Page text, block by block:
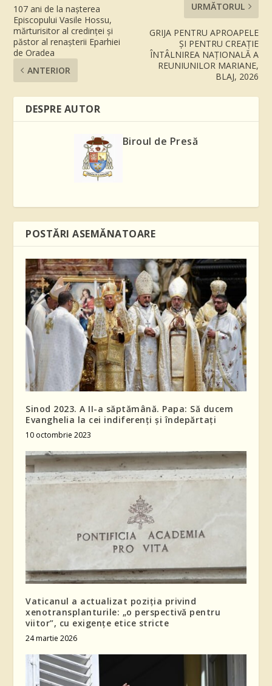
107 ani de la nașterea
Episcopului Vasile Hossu,
mărturisitor al credinței și
păstor al renașterii Eparhiei
de Oradea
ANTERIOR
URMĂTORUL
GRIJA PENTRU APROAPELE
ŞI PENTRU CREAŢIE
ÎNTÂLNIREA NAŢIONALĂ A
REUNIUNILOR MARIANE,
BLAJ, 2026
DESPRE AUTOR
Biroul de Presă
POSTĂRI ASEMĂNATOARE
Sinod 2023. A II-a săptămână. Papa: Să ducem
Evanghelia la cei indiferenți și îndepărtați
10 octombrie 2023
Vaticanul a actualizat poziția privind
xenotransplanturile: „o perspectivă pentru
viitor”, cu exigențe etice stricte
24 martie 2026